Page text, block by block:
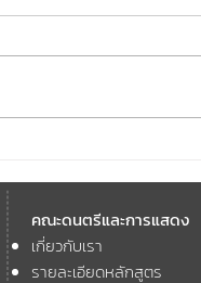
ของสถาบัน
Dance ประ
คณะดนตรีและการแสดง
เกี่ยวกับเรา
รายละเอียดหลักสูตร